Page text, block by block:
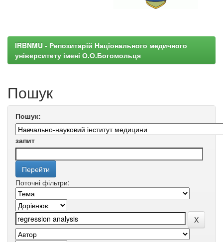
IRBNMU - Репозитарій Національного медичного
університету імені О.О.Богомольця
Пошук
Пошук:
запит
Поточні фільтри: